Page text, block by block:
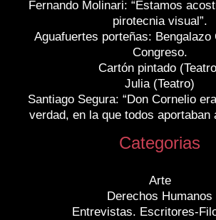
Fernando Molinari: “Estamos
pirotecnia visual”.
Aguafuertes porteñas: Bengalazo
Congreso.
Cartón pintado
Julia (Teatro)
Santiago Segura: “Don Cornelio
verdad, en la que todos aportaban
Categorias
Arte
Derechos Humanos
Entrevistas. Escritores-